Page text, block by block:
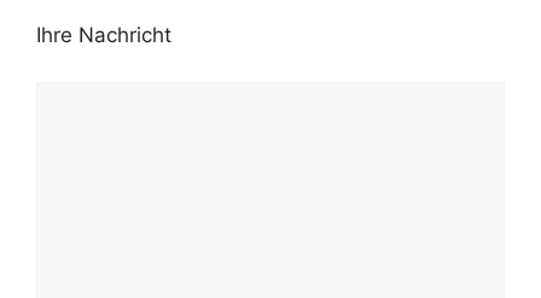
Ihre Nachricht